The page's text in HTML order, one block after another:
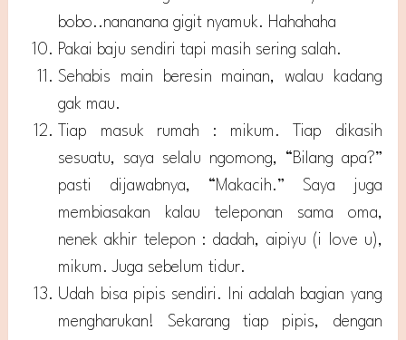
bobo..nananana gigit nyamuk. Hahahaha
Pakai baju sendiri tapi masih sering salah.
Sehabis main beresin mainan, walau kadang
gak mau.
Tiap masuk rumah : mikum. Tiap dikasih
sesuatu, saya selalu ngomong, “Bilang apa?”
pasti dijawabnya, “Makacih.” Saya juga
membiasakan kalau teleponan sama oma,
nenek akhir telepon : dadah, aipiyu (i love u),
mikum. Juga sebelum tidur.
Udah bisa pipis sendiri. Ini adalah bagian yang
mengharukan! Sekarang tiap pipis, dengan